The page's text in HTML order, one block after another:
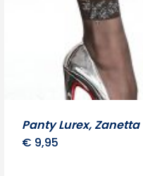
Panty Lurex, Zanetta
€ 9,95